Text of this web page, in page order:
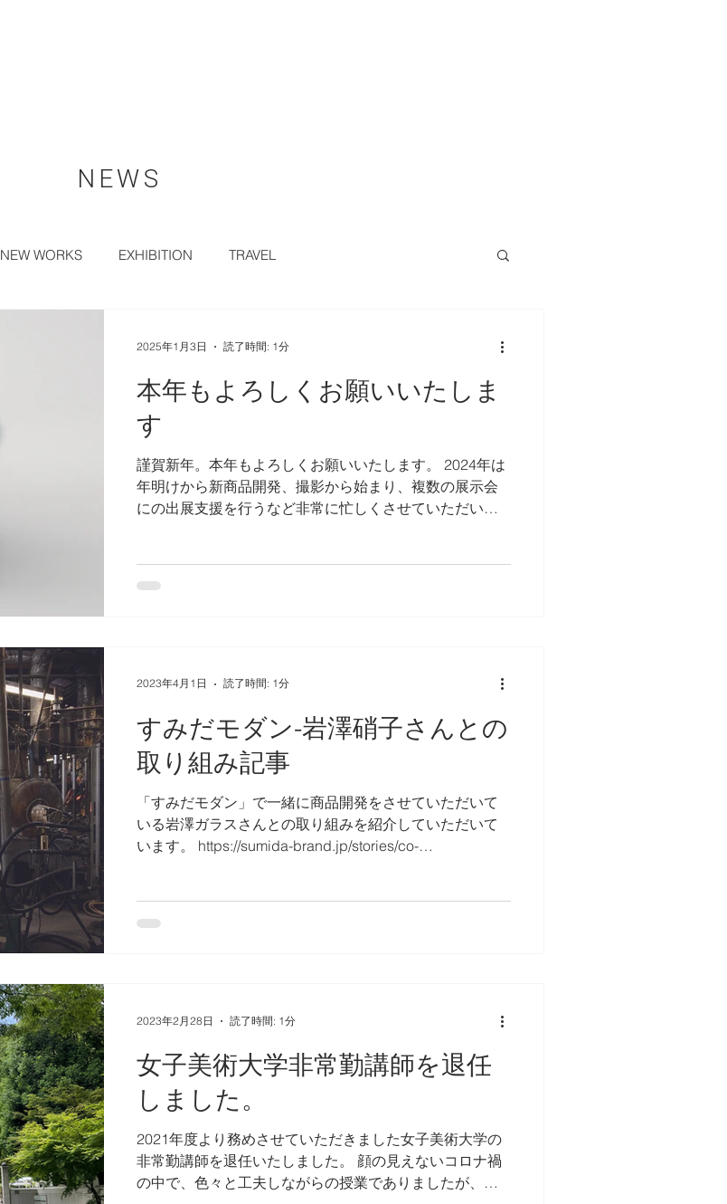
NEWS
NEW WORKS EXHIBITION TRAVEL
本年もよろしくお願いいたしま
す
謹賀新年。本年もよろしくお願いいたします。 2024年は
年明けから新商品開発、撮影から始まり、複数の展示会
にの出展支援を行うなど非常に忙しくさせていただいた
2025年1月3日 読了時間: 1分
すみだモダン-岩澤硝子さんとの
取り組み記事
「すみだモダン」で一緒に商品開発をさせていただいて
いる岩澤ガラスさんとの取り組みを紹介していただいて
います。 https://sumida-brand.jp/stories/co-
2023年4月1日 読了時間: 1分
女子美術大学非常勤講師を退任
しました。
2021年度より務めさせていただきました女子美術大学の
非常勤講師を退任いたしました。 顔の見えないコロナ禍
の中で、色々と工夫しながらの授業でありましたが、大
2023年2月28日 読了時間: 1分